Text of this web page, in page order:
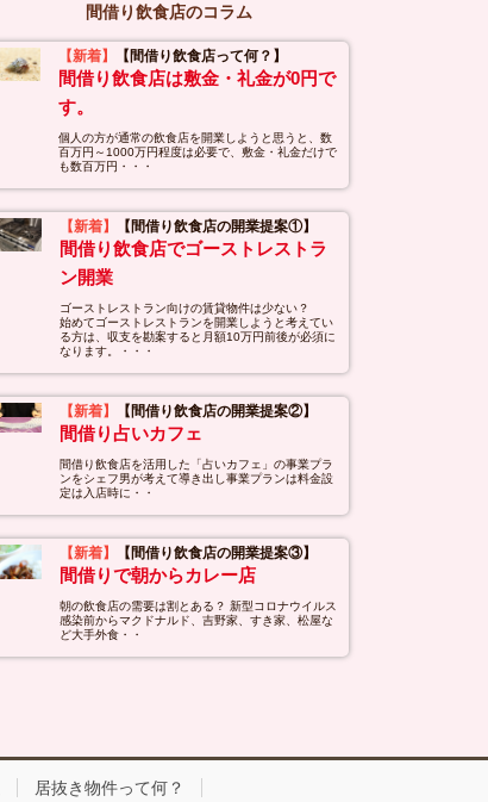
間借り飲食店のコラム
【新着】 【間借り飲食店って何？】
間借り飲食店は敷金・礼金が0円で
す。
個人の方が通常の飲食店を開業しようと思うと、数
百万円～1000万円程度は必要で、敷金・礼金だけで
も数百万円・・・
【新着】 【間借り飲食店の開業提案①】
間借り飲食店でゴーストレストラ
ン開業
ゴーストレストラン向けの賃貸物件は少ない？
始めてゴーストレストランを開業しようと考えてい
る方は、収支を勘案すると月額10万円前後が必須に
なります。・・・
【新着】 【間借り飲食店の開業提案②】
間借り占いカフェ
間借り飲食店を活用した「占いカフェ」の事業プラ
ンをシェフ男が考えて導き出し事業プランは料金設
定は入店時に・・
【新着】 【間借り飲食店の開業提案③】
間借りで朝からカレー店
朝の飲食店の需要は割とある？ 新型コロナウイルス
感染前からマクドナルド、吉野家、すき家、松屋な
ど大手外食・・
居抜き物件って何？